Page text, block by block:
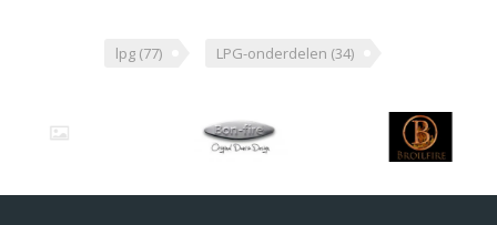
lpg (77) LPG-onderdelen (34)